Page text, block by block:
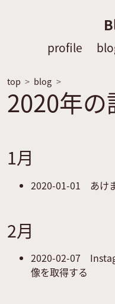
profile
top blog
2020年の
1月
2020-01-01 あけ
2月
2020-02-07
像を取得する